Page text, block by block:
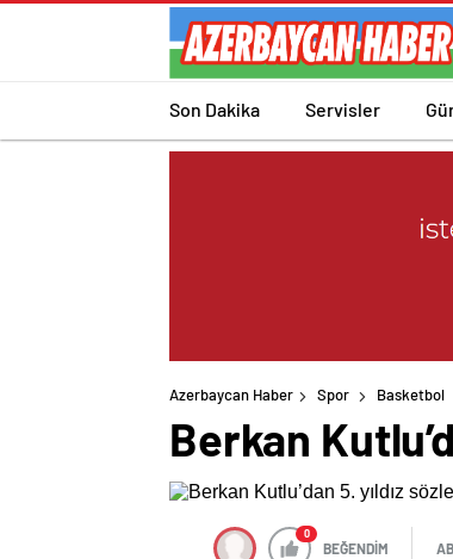
Son Dakika Servisler
Azerbaycan Haber Spor Basketbol
Berkan
0
BEĞENDİM